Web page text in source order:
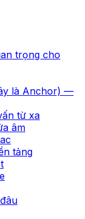
trọng cho
là Anchor) —
từ xa
âm
tảng